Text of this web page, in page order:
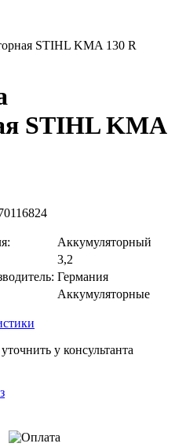
STIHL KMA 130 R
STIHL KMA
Аккумуляторный
3,2
Германия
Аккумуляторные
у консультанта